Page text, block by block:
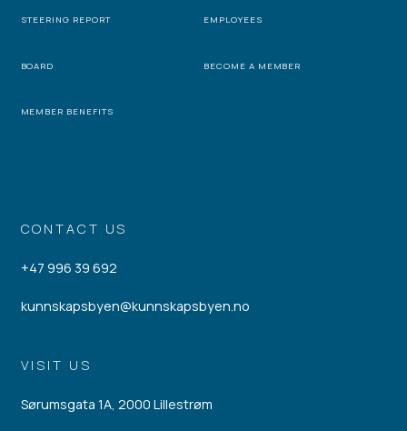
CONTACT US
+47 996 39 692
kunnskapsbyen@kunnskapsbyen.no
VISIT US
Sørumsgata 1A, 2000 Lillestrøm
STEERING REPORT EMPLOYEES
BOARD BECOME A MEMBER
MEMBER BENEFITS